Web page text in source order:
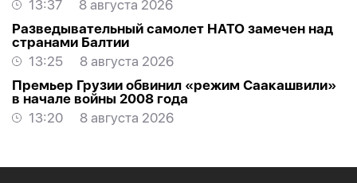
13:37
8 августа 2026
Разведывательный самолет НАТО замечен над
странами Балтии
13:25
8 августа 2026
Премьер Грузии обвинил «режим Саакашвили»
в начале войны 2008 года
13:20
8 августа 2026